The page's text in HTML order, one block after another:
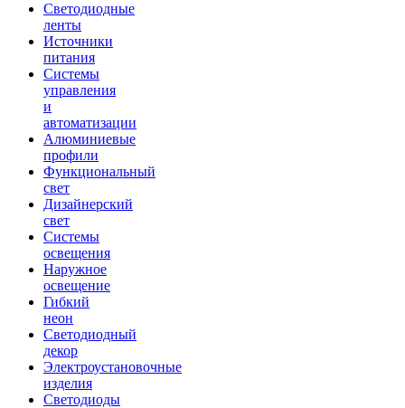
Светодиодные
ленты
Источники
питания
Системы
управления
и
автоматизации
Алюминиевые
профили
Функциональный
свет
Дизайнерский
свет
Системы
освещения
Наружное
освещение
Гибкий
неон
Светодиодный
декор
Электроустановочные
изделия
Светодиоды